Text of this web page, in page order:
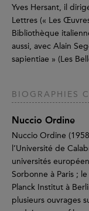
Yves Hersant, il
Lettres (« Les
Bibliothèque
aussi, avec Alain
sapientiae » (Les
BIOGRAPHIES
Nuccio Ordine
Nuccio Ordine
l’Université de
universités
Sorbonne à Paris ;
Planck Institut à
plusieurs ouvrages